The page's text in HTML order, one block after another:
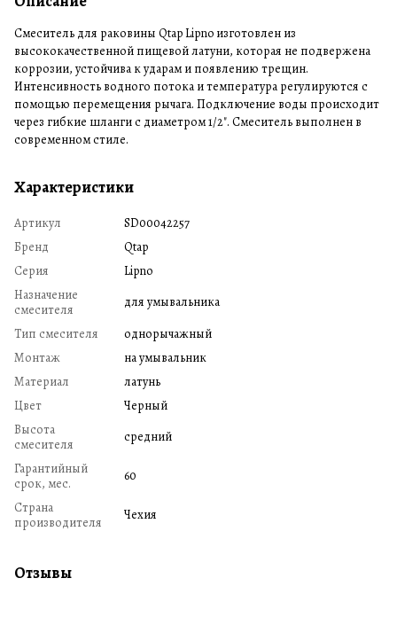
Смеситель для раковины Qtap Lipno изготовлен из
высококачественной пищевой латуни, которая не подвержена
коррозии, устойчива к ударам и появлению трещин.
Интенсивность водного потока и температура регулируются с
помощью перемещения рычага. Подключение воды происходит
через гибкие шланги с диаметром 1/2". Смеситель выполнен в
современном стиле.
Характеристики
Артикул
SD00042257
Бренд
Qtap
Серия
Lipno
Назначение
смесителя
для умывальника
Тип смесителя
однорычажный
Монтаж
на умывальник
Материал
латунь
Цвет
Черный
Высота
смесителя
средний
Гарантийный
срок, мес.
60
Страна
производителя
Чехия
Отзывы